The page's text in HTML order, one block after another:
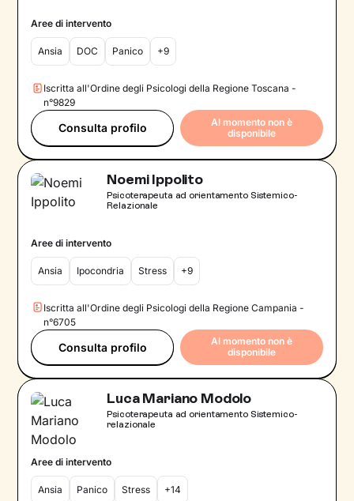
Aree di intervento
Ansia DOC Panico +9
Iscritta all'Ordine degli Psicologi della Regione Toscana -
n°9829
Consulta profilo
Al momento non è
disponibile
Noemi Ippolito
Psicoterapeuta ad orientamento Sistemico-
Relazionale
Aree di intervento
Ansia Ipocondria Stress +9
Iscritta all'Ordine degli Psicologi della Regione Campania -
n°6705
Consulta profilo
Al momento non è
disponibile
Luca Mariano Modolo
Psicoterapeuta ad orientamento Sistemico-
relazionale
Aree di intervento
Ansia Panico Stress +14